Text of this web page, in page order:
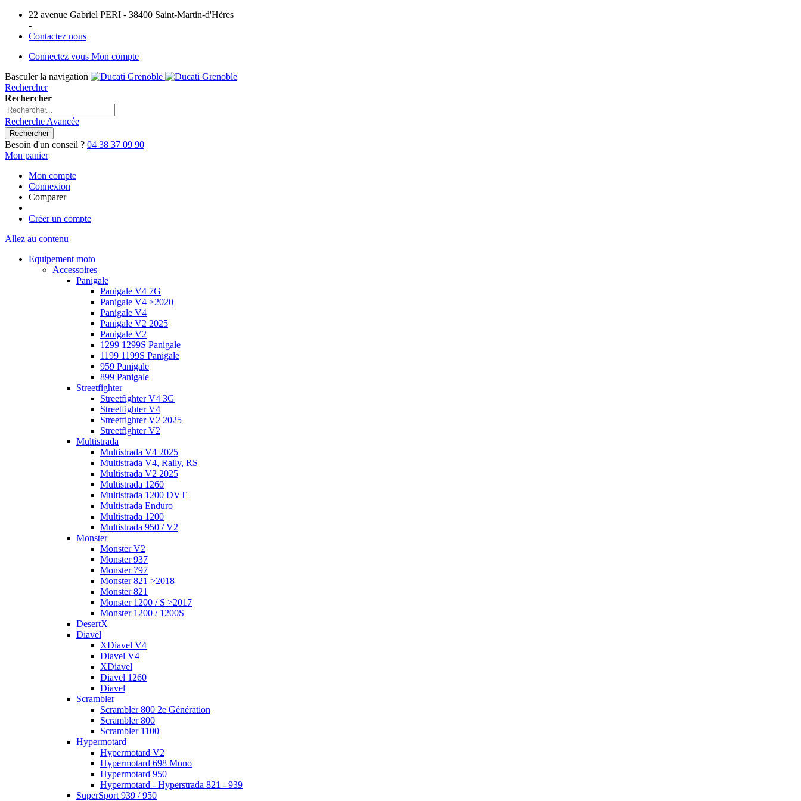
22 avenue Gabriel PERI - 38400 Saint-Martin-d'Hères
-
Contactez nous
Connectez vous Mon compte
Basculer la navigation
Rechercher
Rechercher
Recherche Avancée
Rechercher
Besoin d'un conseil ? 04 38 37 09 90
Mon panier
Mon compte
Connexion
Comparer
Créer un compte
Allez au contenu
Equipement moto
Accessoires
Panigale
Panigale V4 7G
Panigale V4 >2020
Panigale V4
Panigale V2 2025
Panigale V2
1299 1299S Panigale
1199 1199S Panigale
959 Panigale
899 Panigale
Streetfighter
Streetfighter V4 3G
Streetfighter V4
Streetfighter V2 2025
Streetfighter V2
Multistrada
Multistrada V4 2025
Multistrada V4, Rally, RS
Multistrada V2 2025
Multistrada 1260
Multistrada 1200 DVT
Multistrada Enduro
Multistrada 1200
Multistrada 950 / V2
Monster
Monster V2
Monster 937
Monster 797
Monster 821 >2018
Monster 821
Monster 1200 / S >2017
Monster 1200 / 1200S
DesertX
Diavel
XDiavel V4
Diavel V4
XDiavel
Diavel 1260
Diavel
Scrambler
Scrambler 800 2e Génération
Scrambler 800
Scrambler 1100
Hypermotard
Hypermotard V2
Hypermotard 698 Mono
Hypermotard 950
Hypermotard - Hyperstrada 821 - 939
SuperSport 939 / 950